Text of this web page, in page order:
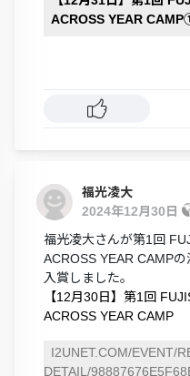
ACROSS YEAR
福光凌大
2024年12月30日
福光凌大さんが第1回
ACROSS YEAR CAMP
入賞しました。
【12月30日】第1回
ACROSS YEAR CAMP
I2UNET.COM/EVENT/
DETAIL/